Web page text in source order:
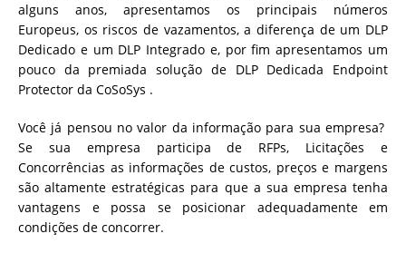
alguns anos, apresentamos os principais números
Europeus, os riscos de vazamentos, a diferença de um DLP
Dedicado e um DLP Integrado e, por fim apresentamos um
pouco da premiada solução de DLP Dedicada Endpoint
Protector da CoSoSys .
Você já pensou no valor da informação para sua empresa?
Se sua empresa participa de RFPs, Licitações e
Concorrências as informações de custos, preços e margens
são altamente estratégicas para que a sua empresa tenha
vantagens e possa se posicionar adequadamente em
condições de concorrer.